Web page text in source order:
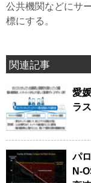
公共機関などにサ
標にする。
関連記事
愛
ラ
パ
N-